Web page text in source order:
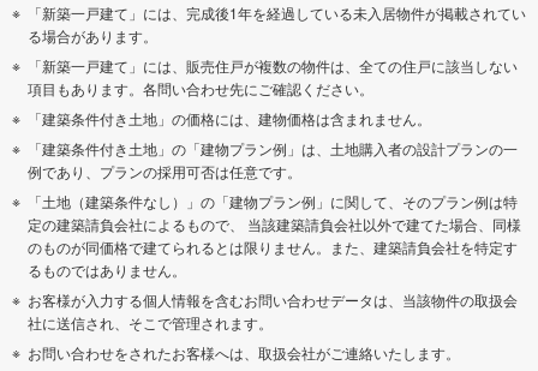
「新築一戸建て」には、完成後1年を経過している未入居物件が掲載されてい
る場合があります。
「新築一戸建て」には、販売住戸が複数の物件は、全ての住戸に該当しない
項目もあります。各問い合わせ先にご確認ください。
「建築条件付き土地」の価格には、建物価格は含まれません。
「建築条件付き土地」の「建物プラン例」は、土地購入者の設計プランの一
例であり、プランの採用可否は任意です。
「土地（建築条件なし）」の「建物プラン例」に関して、そのプラン例は特
定の建築請負会社によるもので、 当該建築請負会社以外で建てた場合、同様
のものが同価格で建てられるとは限りません。また、建築請負会社を特定す
るものではありません。
お客様が入力する個人情報を含むお問い合わせデータは、当該物件の取扱会
社に送信され、そこで管理されます。
お問い合わせをされたお客様へは、取扱会社がご連絡いたします。